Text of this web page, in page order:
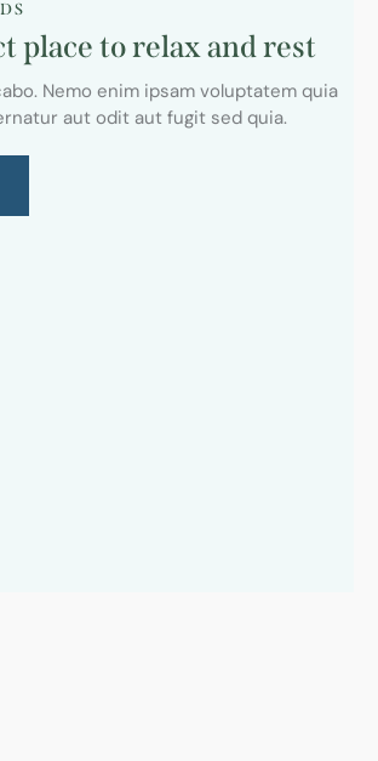
place to relax and rest
Nemo enim ipsam voluptatem quia
aut odit aut fugit sed quia.